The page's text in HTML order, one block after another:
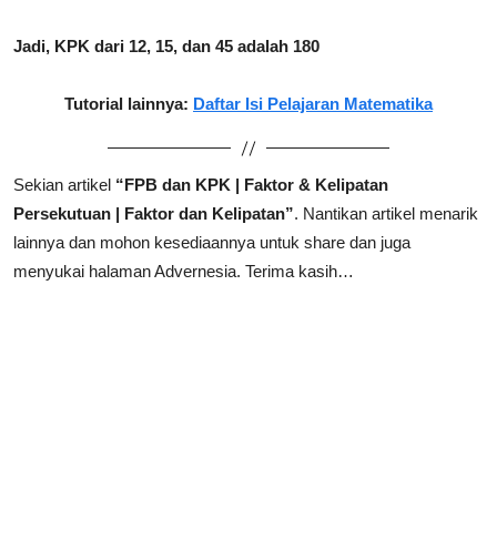
Jadi, KPK dari 12, 15, dan 45 adalah 180
Tutorial lainnya: Daftar Isi Pelajaran Matematika
Sekian artikel “FPB dan KPK | Faktor & Kelipatan
Persekutuan | Faktor dan Kelipatan”. Nantikan artikel menarik
lainnya dan mohon kesediaannya untuk share dan juga
menyukai halaman Advernesia. Terima kasih…